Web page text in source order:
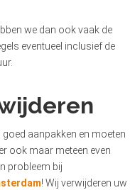
we dan ook vaak de
eventueel inclusief de
goed aanpakken en moeten
ook maar meteen even
probleem bij
! Wij verwijderen uw